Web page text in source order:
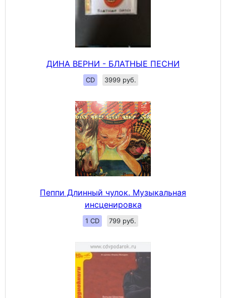
ДИНА ВЕРНИ - БЛАТНЫЕ ПЕСНИ
CD 3999 руб.
Пеппи Длинный чулок. Музыкальная
инсценировка
1 CD 799 руб.